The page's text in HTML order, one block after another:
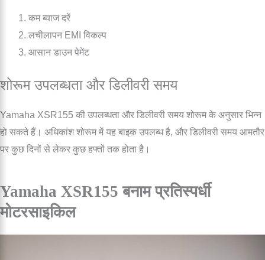
कम ब्याज दरें
लचीलापन EMI विकल्प
आसान डाउन पेमेंट
शोरूम उपलब्धता और डिलीवरी समय
Yamaha XSR155 की उपलब्धता और डिलीवरी समय शोरूम के अनुसार भिन्न
हो सकते हैं। अधिकांश शोरूम में यह बाइक उपलब्ध है, और डिलीवरी समय आमतौर
पर कुछ दिनों से लेकर कुछ हफ्तों तक होता है।
Yamaha XSR155 बनाम प्रतिस्पर्धी
मोटरसाइकिल